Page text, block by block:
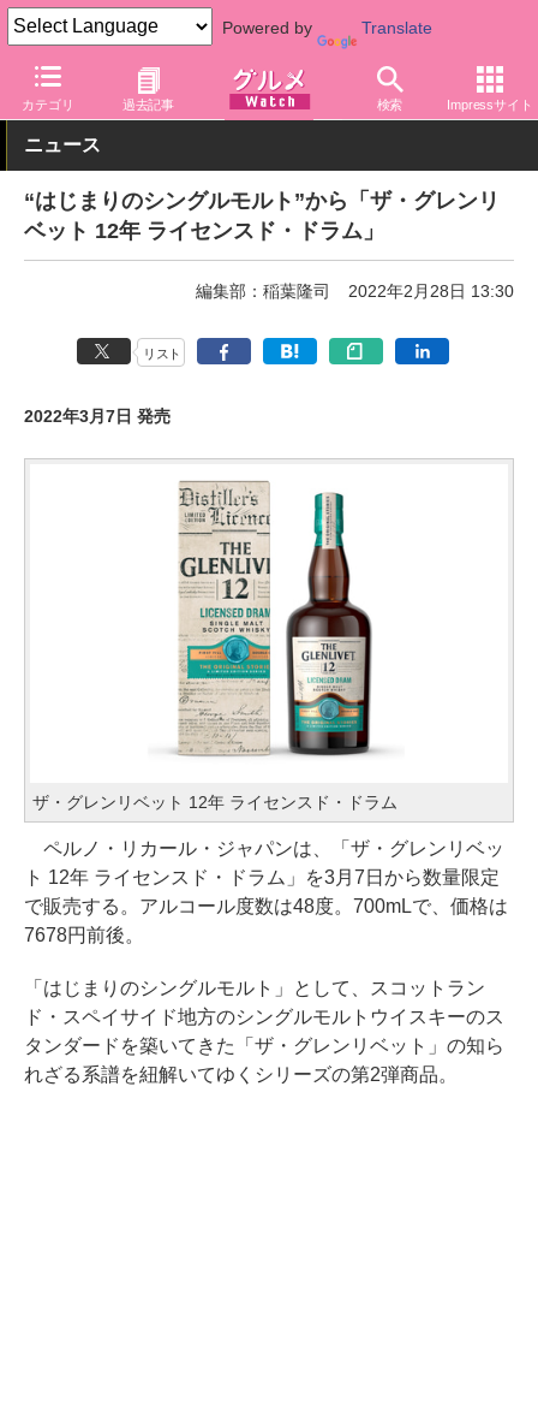
Powered by Translate
カテゴリ 過去記事 検索 Impressサイト
グルメ Watch アルコール ウイスキー
ニュース
“はじまりのシングルモルト”から「ザ・グレンリ
ベット 12年 ライセンスド・ドラム」
編集部：稲葉隆司 2022年2月28日 13:30
リスト
2022年3月7日 発売
ザ・グレンリベット 12年 ライセンスド・ドラム
ペルノ・リカール・ジャパンは、「ザ・グレンリベッ
ト 12年 ライセンスド・ドラム」を3月7日から数量限定
で販売する。アルコール度数は48度。700mLで、価格は
7678円前後。
「はじまりのシングルモルト」として、スコットラン
ド・スペイサイド地方のシングルモルトウイスキーのス
タンダードを築いてきた「ザ・グレンリベット」の知ら
れざる系譜を紐解いてゆくシリーズの第2弾商品。